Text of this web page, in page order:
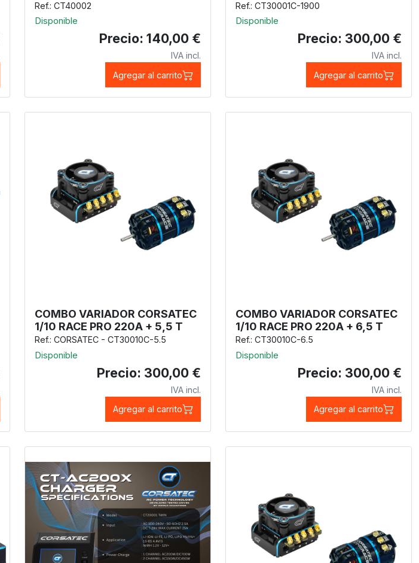
Ref.: CT40002
Disponible
Precio: 140,00 €
IVA incl.
Agregar al carrito
Ref.: CT30001C-1900
Disponible
Precio: 300,00 €
IVA incl.
Agregar al carrito
COMBO VARIADOR CORSATEC
1/10 RACE PRO 220A + 5,5 T
Ref.: CORSATEC - CT30010C-5.5
Disponible
Precio: 300,00 €
IVA incl.
Agregar al carrito
COMBO VARIADOR CORSATEC
1/10 RACE PRO 220A + 6,5 T
Ref.: CT30010C-6.5
Disponible
Precio: 300,00 €
IVA incl.
Agregar al carrito